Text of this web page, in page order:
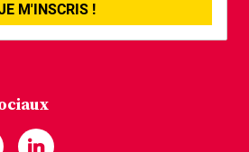
M'INSCRIS !